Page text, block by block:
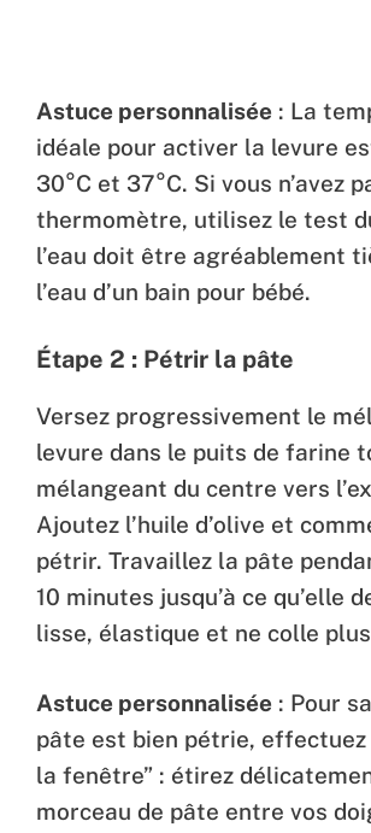
Astuce personnalisée : La
idéale pour activer la levure
30°C et 37°C. Si vous n’avez
thermomètre, utilisez le test
l’eau doit être agréablement
l’eau d’un bain pour bébé.
Étape 2 : Pétrir la pâte
Versez progressivement le
levure dans le puits de farine
mélangeant du centre vers
Ajoutez l’huile d’olive et
pétrir. Travaillez la pâte
10 minutes jusqu’à ce qu’elle
lisse, élastique et ne colle
Astuce personnalisée : Pour
pâte est bien pétrie, effectuez
la fenêtre” : étirez
morceau de pâte entre vos